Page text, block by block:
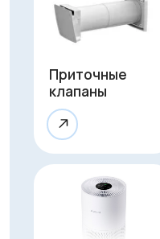
Оказываем
цикл услуг
для
чистого